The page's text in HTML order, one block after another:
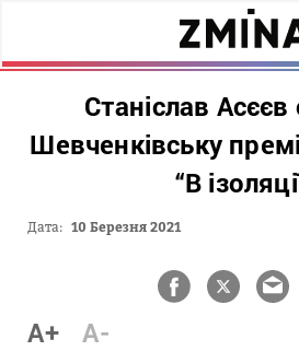
Станіслав
Шевченківську
“В
Дата: 10 Березня 2021
A+ A-